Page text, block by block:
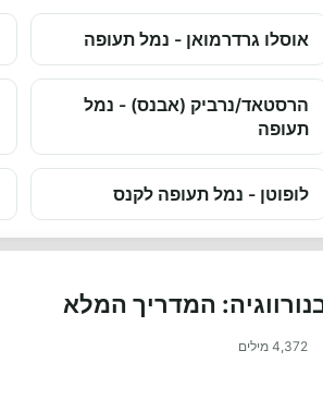
אוסלו גרדרמואן - נמל תעופה
הרסטאד/נרביק (אבנס) - נמל
תעופה
לופוטן - נמל תעופה לקנס
המדריך המלא
4,372 מילים